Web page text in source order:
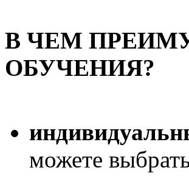
В ЧЕМ
ОБУЧЕНИЯ?
можете